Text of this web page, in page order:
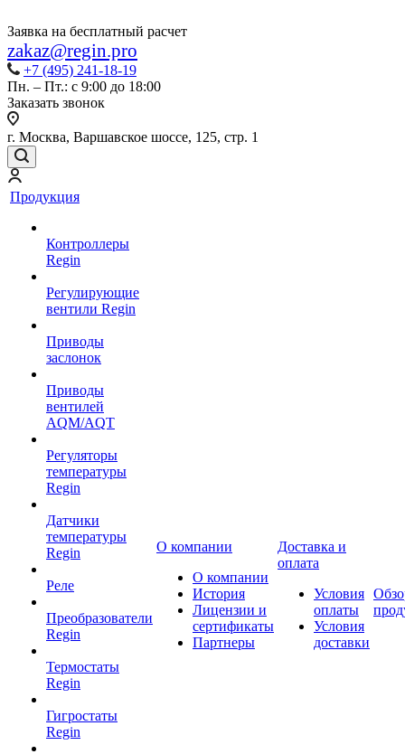
Заявка на бесплатный расчет
zakaz@regin.pro
+7 (495) 241-18-19
Пн. – Пт.: с 9:00 до 18:00
Заказать звонок
г. Москва, Варшавское шоссе, 125, стр. 1
Продукция
Контроллеры
Regin
Регулирующие
вентили Regin
Приводы
заслонок
Приводы
вентилей
AQM/AQT
Регуляторы
температуры
Regin
Датчики
температуры
Regin
Реле
Преобразователи
Regin
Термостаты
Regin
Гигростаты
Regin
О компании
О компании
История
Лицензии и
сертификаты
Партнеры
Доставка и
оплата
Условия
оплаты
Условия
доставки